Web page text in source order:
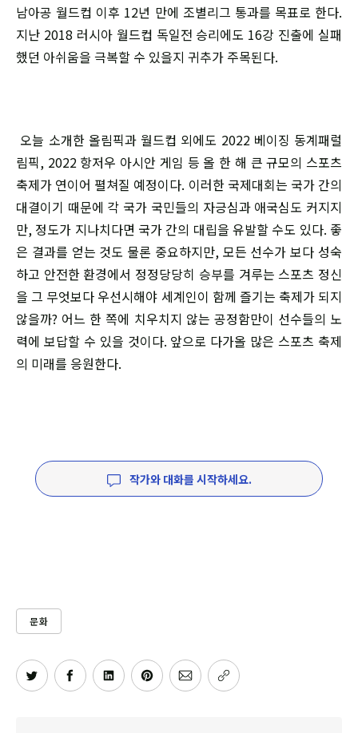
남아공 월드컵 이후 12년 만에 조별리그 통과를 목표로 한다.
지난 2018 러시아 월드컵 독일전 승리에도 16강 진출에 실패
했던 아쉬움을 극복할 수 있을지 귀추가 주목된다.
오늘 소개한 올림픽과 월드컵 외에도 2022 베이징 동계패럴
림픽, 2022 항저우 아시안 게임 등 올 한 해 큰 규모의 스포츠
축제가 연이어 펼쳐질 예정이다. 이러한 국제대회는 국가 간의
대결이기 때문에 각 국가 국민들의 자긍심과 애국심도 커지지
만, 정도가 지나치다면 국가 간의 대립을 유발할 수도 있다. 좋
은 결과를 얻는 것도 물론 중요하지만, 모든 선수가 보다 성숙
하고 안전한 환경에서 정정당당히 승부를 겨루는 스포츠 정신
을 그 무엇보다 우선시해야 세계인이 함께 즐기는 축제가 되지
않을까? 어느 한 쪽에 치우치지 않는 공정함만이 선수들의 노
력에 보답할 수 있을 것이다. 앞으로 다가올 많은 스포츠 축제
의 미래를 응원한다.
작가와 대화를 시작하세요.
문화